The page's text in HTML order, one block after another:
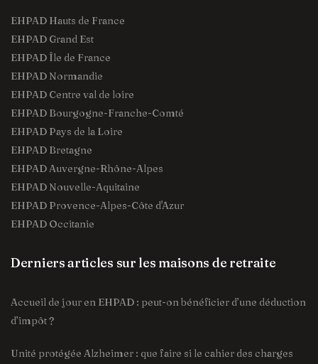
EHPAD Hauts de France
EHPAD Grand Est
EHPAD Île de France
EHPAD Normandie
EHPAD Centre val de loire
EHPAD Bourgogne-Franche-Comté
EHPAD Pays de la Loire
EHPAD Bretagne
EHPAD Auvergne-Rhône-Alpes
EHPAD Nouvelle-Aquitaine
EHPAD Provence-Alpes-Côte d'Azur
EHPAD Occitanie
Derniers articles sur les maisons de retraite
Accueil de jour en EHPAD : peut-on bénéficier d’une déduction
d’impôt ?
Unité protégée Alzheimer : que faire si le cahier des charges